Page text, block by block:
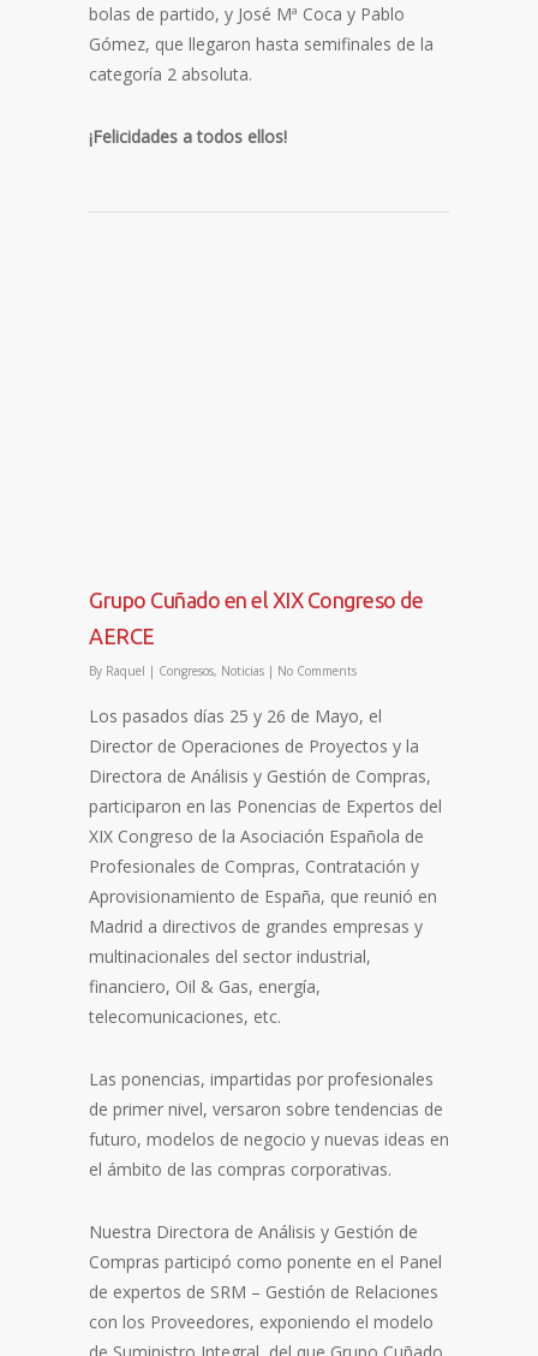
bolas de partido, y José Mª Coca y Pablo
Gómez, que llegaron hasta semifinales de la
categoría 2 absoluta.
¡Felicidades a todos ellos!
Grupo Cuñado en el XIX Congreso de
AERCE
By Raquel | Congresos, Noticias | No Comments
Los pasados días 25 y 26 de Mayo, el
Director de Operaciones de Proyectos y la
Directora de Análisis y Gestión de Compras,
participaron en las Ponencias de Expertos del
XIX Congreso de la Asociación Española de
Profesionales de Compras, Contratación y
Aprovisionamiento de España, que reunió en
Madrid a directivos de grandes empresas y
multinacionales del sector industrial,
financiero, Oil & Gas, energía,
telecomunicaciones, etc.
Las ponencias, impartidas por profesionales
de primer nivel, versaron sobre tendencias de
futuro, modelos de negocio y nuevas ideas en
el ámbito de las compras corporativas.
Nuestra Directora de Análisis y Gestión de
Compras participó como ponente en el Panel
de expertos de SRM – Gestión de Relaciones
con los Proveedores, exponiendo el modelo
de Suministro Integral, del que Grupo Cuñado